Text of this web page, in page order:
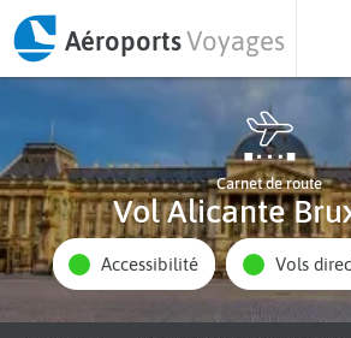
AéroportsVoyages
Carnet de route
Vol Alicante
Accessibilité Vols